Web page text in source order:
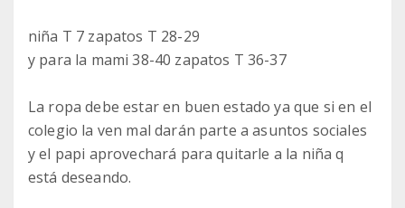
niña T 7 zapatos T 28-29
y para la mami 38-40 zapatos T 36-37
La ropa debe estar en buen estado ya que si en el
colegio la ven mal darán parte a asuntos sociales
y el papi aprovechará para quitarle a la niña q
está deseando.